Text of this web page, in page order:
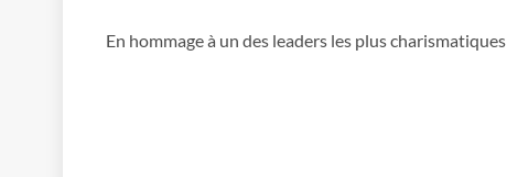
En hommage à un des leaders les plus